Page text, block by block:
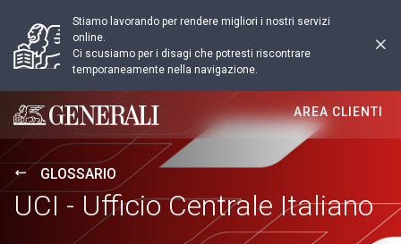
Stiamo lavorando per rendere migliori i nostri servizi
online.
Ci scusiamo per i disagi che potresti riscontrare
temporaneamente nella navigazione.
Generali logo
AREA CLIENTI
GLOSSARIO
UCI - Ufficio Centrale Italiano